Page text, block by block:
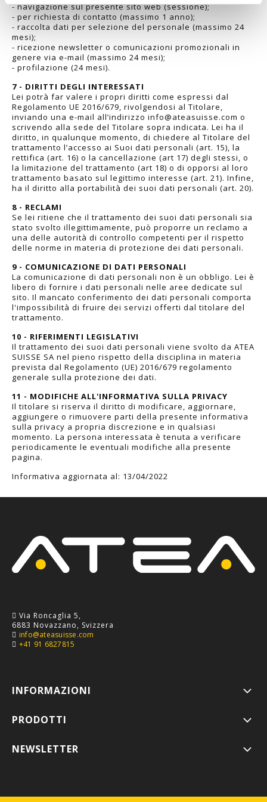
- navigazione sul presente sito web (sessione);
- per richiesta di contatto (massimo 1 anno);
- raccolta dati per selezione del personale (massimo 24
mesi);
- ricezione newsletter o comunicazioni promozionali in
genere via e-mail (massimo 24 mesi);
- profilazione (24 mesi).
7 - DIRITTI DEGLI INTERESSATI
Lei potrà far valere i propri diritti come espressi dal
Regolamento UE 2016/679, rivolgendosi al Titolare,
inviando una e-mail all’indirizzo info@ateasuisse.com o
scrivendo alla sede del Titolare sopra indicata. Lei ha il
diritto, in qualunque momento, di chiedere al Titolare del
trattamento l’accesso ai Suoi dati personali (art. 15), la
rettifica (art. 16) o la cancellazione (art 17) degli stessi, o
la limitazione del trattamento (art 18) o di opporsi al loro
trattamento basato sul legittimo interesse (art. 21). Infine,
ha il diritto alla portabilità dei suoi dati personali (art. 20).
8 - RECLAMI
Se lei ritiene che il trattamento dei suoi dati personali sia
stato svolto illegittimamente, può proporre un reclamo a
una delle autorità di controllo competenti per il rispetto
delle norme in materia di protezione dei dati personali.
9 - COMUNICAZIONE DI DATI PERSONALI
La comunicazione di dati personali non è un obbligo. Lei è
libero di fornire i dati personali nelle aree dedicate sul
sito. Il mancato conferimento dei dati personali comporta
l'impossibilità di fruire dei servizi offerti dal titolare del
trattamento.
10 - RIFERIMENTI LEGISLATIVI
Il trattamento dei suoi dati personali viene svolto da ATEA
SUISSE SA nel pieno rispetto della disciplina in materia
prevista dal Regolamento (UE) 2016/679 regolamento
generale sulla protezione dei dati.
11 - MODIFICHE ALL'INFORMATIVA SULLA PRIVACY
Il titolare si riserva il diritto di modificare, aggiornare,
aggiungere o rimuovere parti della presente informativa
sulla privacy a propria discrezione e in qualsiasi
momento. La persona interessata è tenuta a verificare
periodicamente le eventuali modifiche alla presente
pagina.
Informativa aggiornata al: 13/04/2022
Via Roncaglia 5,
6883 Novazzano, Svizzera
info@ateasuisse.com
+41 91 6827815
INFORMAZIONI
PRODOTTI
NEWSLETTER